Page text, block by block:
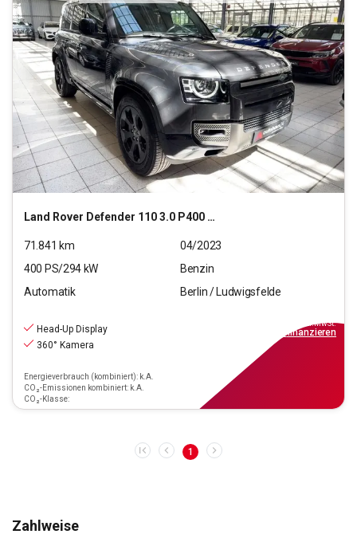
Land Rover Defender 110 3.0 P400 Mild-Hybrid Defender 110 X-D
71.841 km
04/2023
400 PS/294 kW
Benzin
Automatik
Berlin / Ludwigsfelde
Head-Up Display
360° Kamera
Energieverbrauch (kombiniert): k.A.
CO₂-Emissionen kombiniert: k.A.
CO₂-Klasse:
inkl.MwSt.
finanzieren
1
Zahlweise